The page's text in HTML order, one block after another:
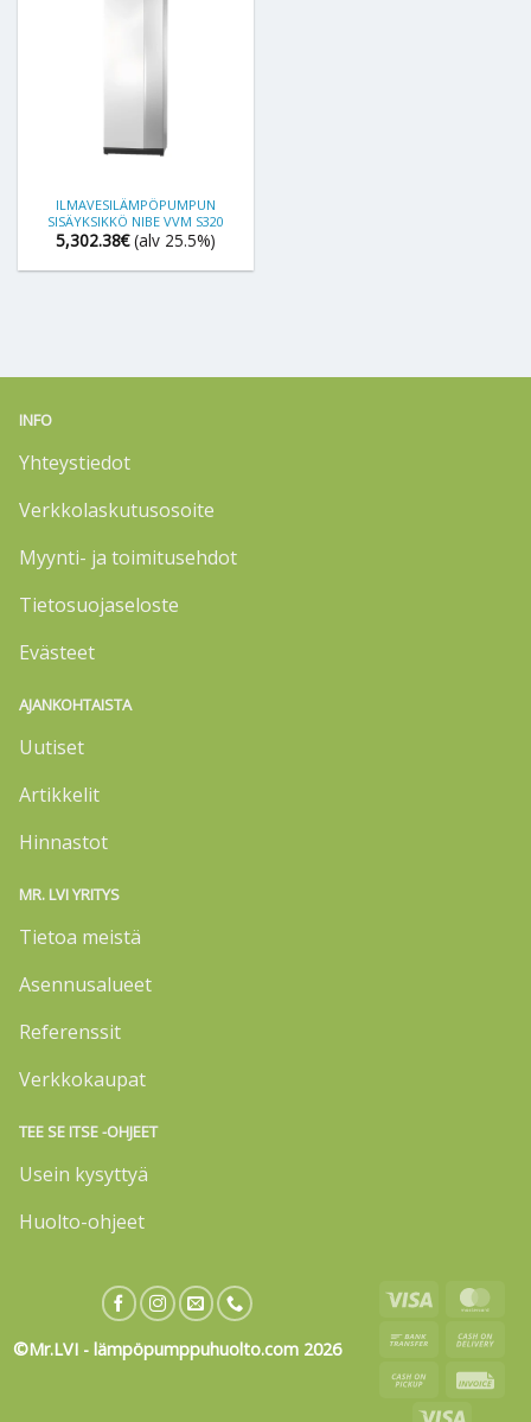
ILMAVESILÄMPÖPUMPUN
SISÄYKSIKKÖ NIBE VVM S320
5,302.38€ (alv 25.5%)
INFO
Yhteystiedot
Verkkolaskutusosoite
Myynti- ja toimitusehdot
Tietosuojaseloste
Evästeet
AJANKOHTAISTA
Uutiset
Artikkelit
Hinnastot
MR. LVI YRITYS
Tietoa meistä
Asennusalueet
Referenssit
Verkkokaupat
TEE SE ITSE -OHJEET
Usein kysyttyä
Huolto-ohjeet
©Mr.LVI - lämpöpumppuhuolto.com 2026
Visa
Bank
Cash
on